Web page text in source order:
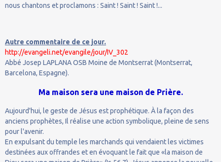
nous chantons et proclamons : Saint ! Saint ! Saint !...
Autre commentaire de ce jour.
http://evangeli.net/evangile/jour/IV_302
Abbé Josep LAPLANA OSB Moine de Montserrat (Montserrat,
Barcelona, Espagne).
Ma maison sera une maison de Prière.
Aujourd'hui, le geste de Jésus est prophétique. À la façon des
anciens prophètes, Il réalise une action symbolique, pleine de sens
pour l'avenir.
En expulsant du temple les marchands qui vendaient les victimes
destinées aux offrandes et en évoquant le fait que «la maison de